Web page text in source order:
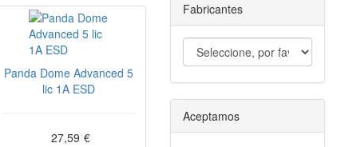
Panda Dome Advanced 5
lic 1A ESD
27,59 €
Fabricantes
Aceptamos